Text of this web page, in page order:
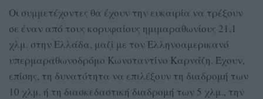
Οι συμμετέχοντες θα έχουν την ευκαιρία να τρέξουν
σε έναν από τους κορυφαίους ημιμαραθωνίους 21,1
χλμ. στην Ελλάδα, μαζί με τον Ελληνοαμερικανό
υπερμαραθωνοδρόμο Κωνσταντίνο Καρνάζη. Έχουν,
επίσης, τη δυνατότητα να επιλέξουν τη διαδρομή των
10 χλμ. ή τη διασκεδαστική διαδρομή των 5 χλμ., την